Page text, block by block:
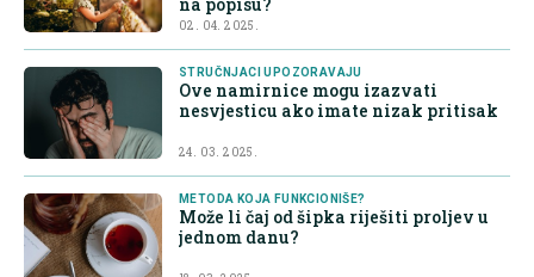
02. 04. 2025.
STRUČNJACI UPOZORAVAJU
Ove namirnice mogu izazvati
nesvjesticu ako imate nizak pritisak
24. 03. 2025.
METODA KOJA FUNKCIONIŠE?
Može li čaj od šipka riješiti proljev u
jednom danu?